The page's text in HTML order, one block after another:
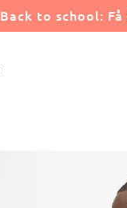
Back to school: